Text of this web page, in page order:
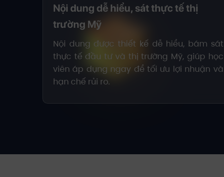
Nội dung dễ hiểu, sát thực tế thị
trường Mỹ
Nội dung được thiết kế dễ hiểu, bám sát
thực tế đầu tư và thị trường Mỹ, giúp học
viên áp dụng ngay để tối ưu lợi nhuận và
hạn chế rủi ro.